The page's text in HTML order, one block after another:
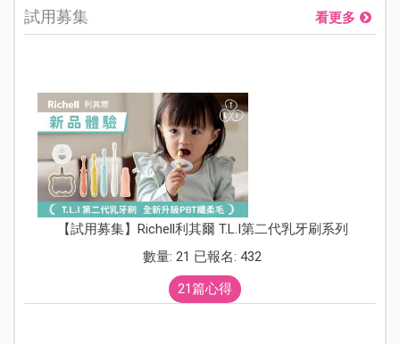
試用募集 看更多
【試用募集】Richell利其爾 T.L.I第二代乳牙刷系列
數量: 21 已報名: 432
21篇心得